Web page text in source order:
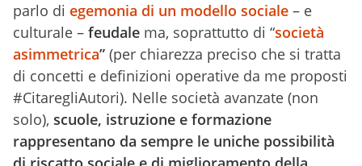
parlo di egemonia di un modello sociale – e
culturale – feudale ma, soprattutto di “società
asimmetrica” (per chiarezza preciso che si tratta
di concetti e definizioni operative da me proposti
#CitaregliAutori). Nelle società avanzate (non
solo), scuole, istruzione e formazione
rappresentano da sempre le uniche possibilità